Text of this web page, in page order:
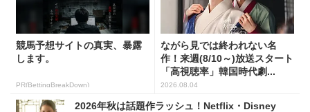
競馬予想サイトの真実、暴露
します。
PR(BettingBreakDown)
ながら見では終われない名
作！来週(8/10～)放送スタート
「高視聴率」韓国時代劇...
2026.08.04
2026年秋は話題作ラッシュ！Netflix・Disney